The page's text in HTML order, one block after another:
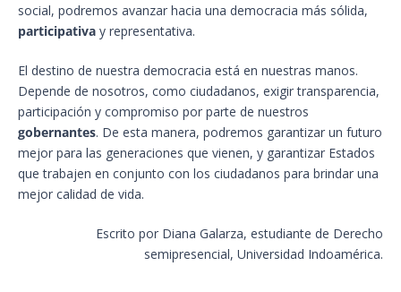
social, podremos avanzar hacia una democracia más sólida,
participativa y representativa.
El destino de nuestra democracia está en nuestras manos.
Depende de nosotros, como ciudadanos, exigir transparencia,
participación y compromiso por parte de nuestros
gobernantes. De esta manera, podremos garantizar un futuro
mejor para las generaciones que vienen, y garantizar Estados
que trabajen en conjunto con los ciudadanos para brindar una
mejor calidad de vida.
Escrito por Diana Galarza, estudiante de Derecho
semipresencial, Universidad Indoamérica.